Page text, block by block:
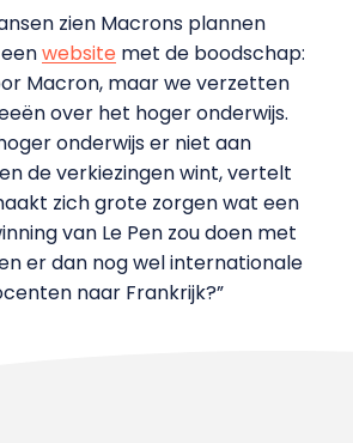
zien Macrons plannen
websitemet de boodschap:
Macron, maar we verzetten
over het hoger onderwijs.
onderwijs er niet aan
de verkiezingen wint, vertelt
zich grote zorgen wat een
van Le Pen zou doen met
er dan nog wel internationale
naar Frankrijk?”